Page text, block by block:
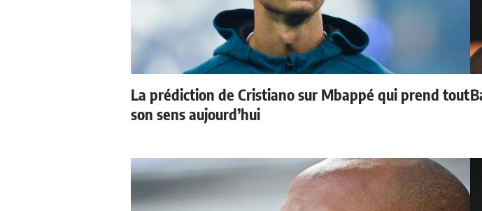
La prédiction de Cristiano sur Mbappé qui prend tout
son sens aujourd’hui